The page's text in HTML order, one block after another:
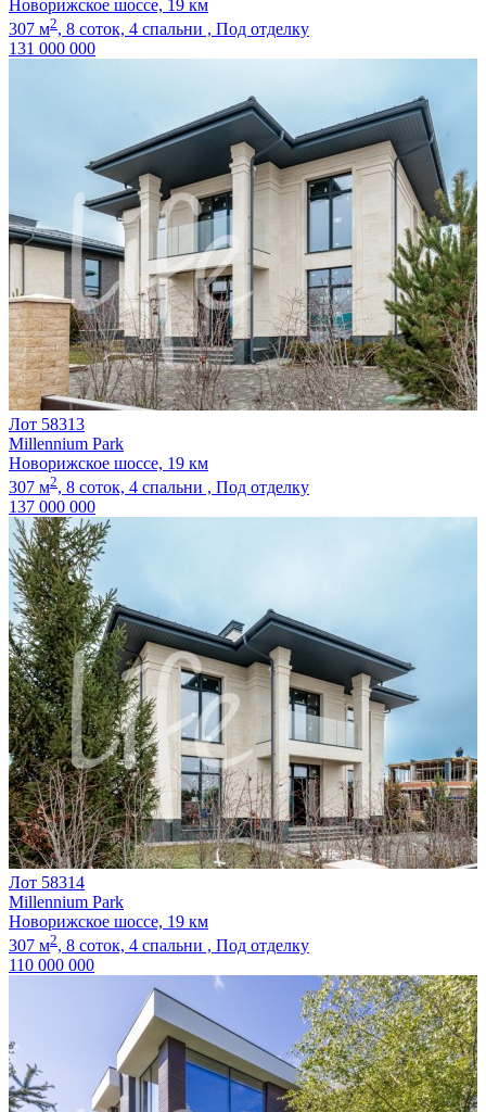
Новорижское шоссе, 19 км
307 м2, 8 соток, 4 спальни , Под отделку
131 000 000
Лот 58313
Millennium Park
Новорижское шоссе, 19 км
307 м2, 8 соток, 4 спальни , Под отделку
137 000 000
Лот 58314
Millennium Park
Новорижское шоссе, 19 км
307 м2, 8 соток, 4 спальни , Под отделку
110 000 000